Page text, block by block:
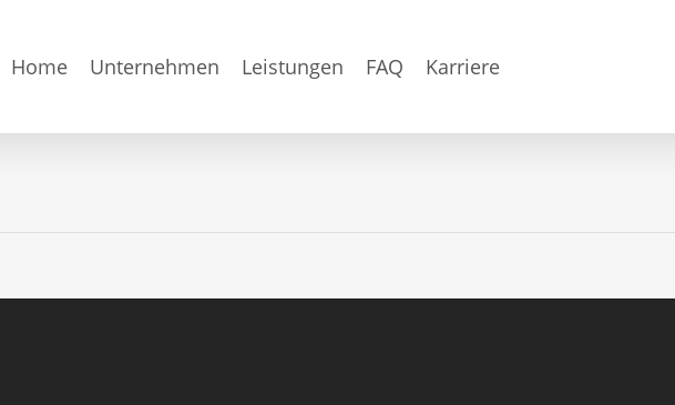
Home Unternehmen Leistungen FAQ Karriere